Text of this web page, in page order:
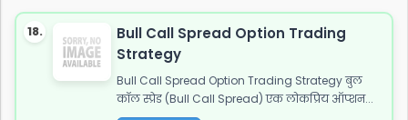
18.
Bull Call Spread Option Trading
Strategy
Bull Call Spread Option Trading Strategy बुल
कॉल स्प्रेड (Bull Call Spread) एक लोकप्रिय ऑप्शन...